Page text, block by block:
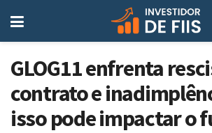
GLOG11 enfrenta
contrato e
isso pode impactar o